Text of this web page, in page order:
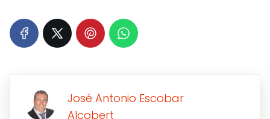
José Antonio Escobar
Alcobert